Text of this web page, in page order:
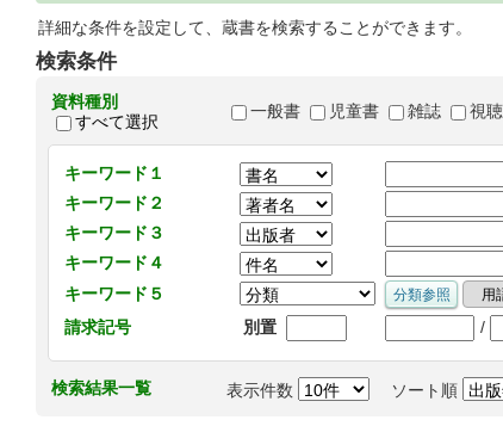
詳細な条件を設定して、蔵書を検索することができます。
検索条件
資料種別
すべて選択
一般書 児童書 雑誌 視
キーワード１
キーワード２
キーワード３
キーワード４
キーワード５
請求記号
別置 /
検索結果一覧 表示件数 ソート順